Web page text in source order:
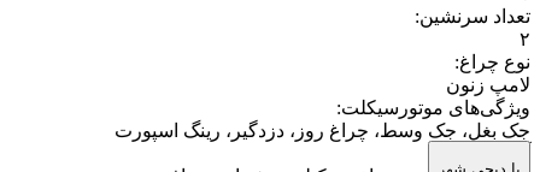
تعداد سرنشین:
۲
نوع چراغ:
لامپ زنون
ویژگی‌های موتورسیکلت:
جک بغل، جک وسط، چراغ روز، دزدگیر، رینگ اسپورت